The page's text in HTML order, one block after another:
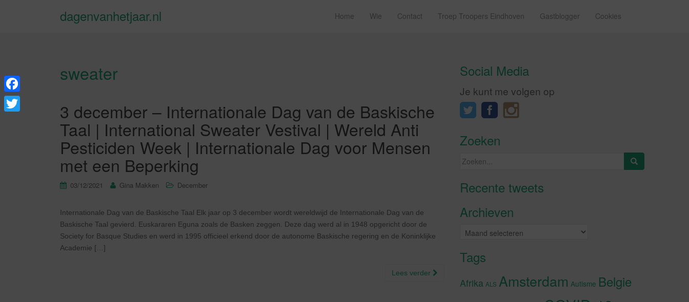
dagenvanhetjaar.nl Home Wie Contact Troep Troopers Eindhoven Gastblogger Cookies
sweater
3 december – Internationale Dag van de Baskische
Taal | International Sweater Vestival | Wereld Anti
Pesticiden Week | Internationale Dag voor Mensen
met een Beperking
03/12/2021 Gina Makken December
Internationale Dag van de Baskische Taal Elk jaar op 3 december wordt wereldwijd de Internationale Dag van de
Baskische Taal gevierd. Euskararen Eguna zoals de Basken zeggen. Deze dag werd al in 1948 opgericht door de
Society for Basque Studies en werd in 1995 officieel erkend door de autonome Baskische regering en de Koninklijke
Academie […]
Lees verder
Social Media
Je kunt me volgen op
Zoeken
Zoeken
Recente tweetsKlik om marketing cookies te
Archieven
Archieven
Tags
Afrika ALS Amsterdam Autisme Belgie
F